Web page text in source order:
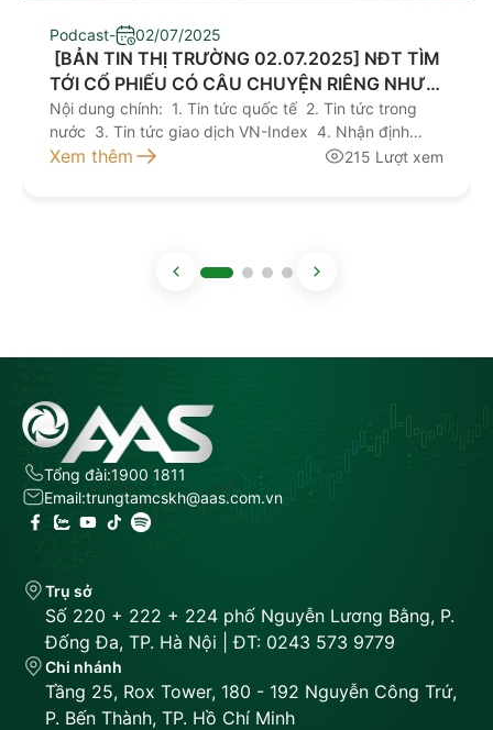
Podcast- 02/07/2025
​ [BẢN TIN THỊ TRƯỜNG 02.07.2025] NĐT TÌM
TỚI CỔ PHIẾU CÓ CÂU CHUYỆN RIÊNG NHƯ
VCG, TLG
Nội dung chính: 1. Tin tức quốc tế 2. Tin tức trong
nước 3. Tin tức giao dịch VN-Index 4. Nhận định
giao dịch 5. Khuyến nghị đầu tư Kính mời quý nhà
Xem thêm 215 Lượt xem
Tổng đài:1900 1811
Email:trungtamcskh@aas.com.vn
Trụ sở
Số 220 + 222 + 224 phố Nguyễn Lương Bằng, P.
Đống Đa, TP. Hà Nội | ĐT: 0243 573 9779
Chi nhánh
Tầng 25, Rox Tower, 180 - 192 Nguyễn Công Trứ,
P. Bến Thành, TP. Hồ Chí Minh